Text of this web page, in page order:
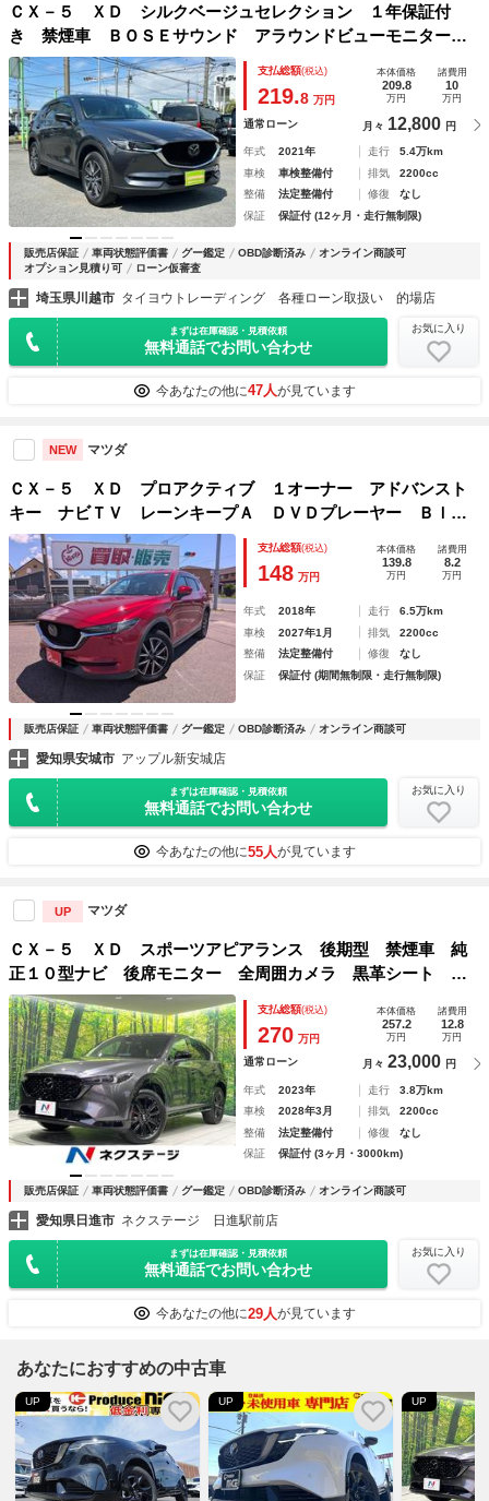
ＣＸ－５ ＸＤ シルクベージュセレクション １年保証付
き 禁煙車 ＢＯＳＥサウンド アラウンドビューモニター
電動リアゲート 前席シートヒーター ハーフレザーシート
電動シート ナビ ＴＶ ＥＴＣ２．０ Ｂカメラ Ｂｌｕｅ
ｔｏｏｔｈ ＤＶＤ再生
支払総額(税込)
219.8 万円
本体価格
209.8
万円
諸費用
10
万円
通常ローン 月々 12,800 円
年式 2021年 走行
5.4万km
車検
車検整備付 排気
2200cc
整備
法定整備付 修復
なし
保証
保証付 (12ヶ月・走行無制限)
販売店保証 車両状態評価書 グー鑑定 OBD診断済み
オンライン商談可
オプション見積り可
ローン仮審査
埼玉県川越市 タイヨウトレーディング 各種ローン取扱い 的場店
まずは在庫確認・見積依頼
無料通話でお問い合わせ
お気に入り
今あなたの他に47人が見ています
NEW マツダ
ＣＸ－５ ＸＤ プロアクティブ １オーナー アドバンスト
キー ナビＴＶ レーンキープＡ ＤＶＤプレーヤー Ｂｌｕ
ｅｔｏｏｔｈ対応 オートクルーズ ＬＥＤヘッドライ サイ
ドカメラ 電動ミラー エアバッグ
支払総額(税込)
148 万円
本体価格
139.8
万円
諸費用
8.2
万円
年式 2018年 走行
6.5万km
車検
2027年1月 排気
2200cc
整備
法定整備付 修復
なし
保証
保証付 (期間無制限・走行無制限)
販売店保証 車両状態評価書 グー鑑定 OBD診断済み オンライン商談可
愛知県安城市 アップル新安城店
まずは在庫確認・見積依頼
無料通話でお問い合わせ
お気に入り
今あなたの他に55人が見ています
UP マツダ
ＣＸ－５ ＸＤ スポーツアピアランス 後期型 禁煙車 純
正１０型ナビ 後席モニター 全周囲カメラ 黒革シート シ
ートヒーター シートメモリー レーダークルーズ 誤発進抑
制機能 ＬＥＤヘッド オートライト ワイヤレス充電 Ｂｌ
ｕｅｔｏｏｔｈ
支払総額(税込)
270 万円
本体価格
257.2
万円
諸費用
12.8
万円
通常ローン 月々 23,000 円
年式 2023年 走行
3.8万km
車検
2028年3月 排気
2200cc
整備
法定整備付 修復
なし
保証
保証付 (3ヶ月・3000km)
販売店保証 車両状態評価書 グー鑑定 OBD診断済み オンライン商談可
愛知県日進市 ネクステージ 日進駅前店
まずは在庫確認・見積依頼
無料通話でお問い合わせ
お気に入り
今あなたの他に29人が見ています
あなたにおすすめの中古車
UP UP UP